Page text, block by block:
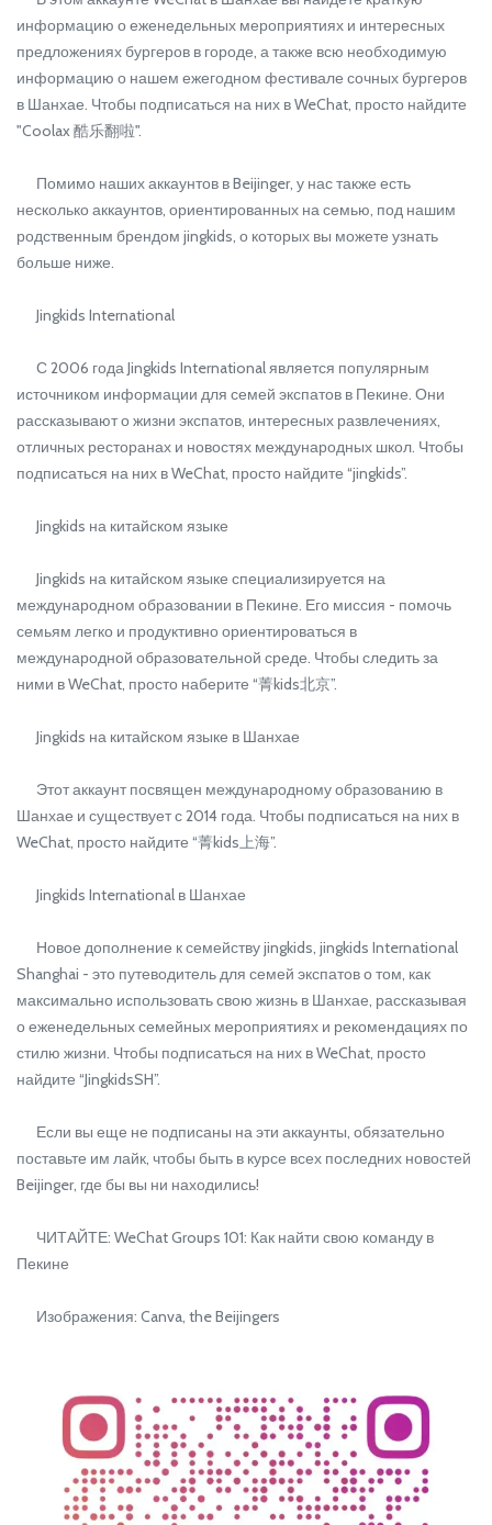
информацию о еженедельных мероприятиях и интересных
предложениях бургеров в городе, а также всю необходимую
информацию о нашем ежегодном фестивале сочных бургеров
в Шанхае. Чтобы подписаться на них в WeChat, просто найдите
"Coolax 酷乐翻啦".
Помимо наших аккаунтов в Beijinger, у нас также есть
несколько аккаунтов, ориентированных на семью, под нашим
родственным брендом jingkids, о которых вы можете узнать
больше ниже.
Jingkids International
С 2006 года Jingkids International является популярным
источником информации для семей экспатов в Пекине. Они
рассказывают о жизни экспатов, интересных развлечениях,
отличных ресторанах и новостях международных школ. Чтобы
подписаться на них в WeChat, просто найдите “jingkids”.
Jingkids на китайском языке
Jingkids на китайском языке специализируется на
международном образовании в Пекине. Его миссия - помочь
семьям легко и продуктивно ориентироваться в
международной образовательной среде. Чтобы следить за
ними в WeChat, просто наберите “菁kids北京”.
Jingkids на китайском языке в Шанхае
Этот аккаунт посвящен международному образованию в
Шанхае и существует с 2014 года. Чтобы подписаться на них в
WeChat, просто найдите “菁kids上海”.
Jingkids International в Шанхае
Новое дополнение к семейству jingkids, jingkids International
Shanghai - это путеводитель для семей экспатов о том, как
максимально использовать свою жизнь в Шанхае, рассказывая
о еженедельных семейных мероприятиях и рекомендациях по
стилю жизни. Чтобы подписаться на них в WeChat, просто
найдите “JingkidsSH”.
Если вы еще не подписаны на эти аккаунты, обязательно
поставьте им лайк, чтобы быть в курсе всех последних новостей
Beijinger, где бы вы ни находились!
ЧИТАЙТЕ: WeChat Groups 101: Как найти свою команду в
Пекине
Изображения: Canva, the Beijingers